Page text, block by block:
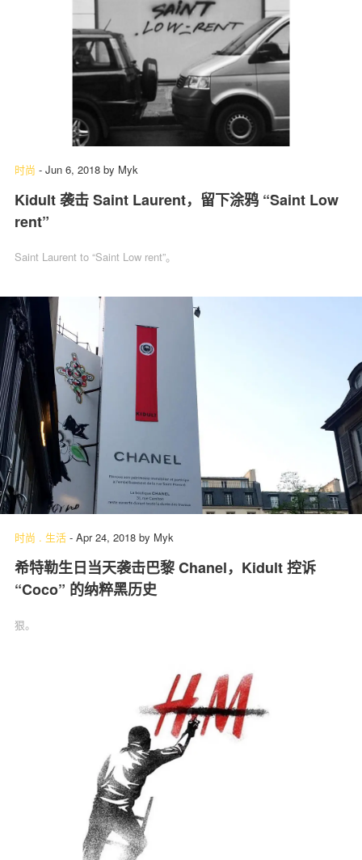
时尚 - Jun 6, 2018 by Myk
Kidult 袭击 Saint Laurent，留下涂鸦 “Saint Low
rent”
Saint Laurent to “Saint Low rent”。
时尚 . 生活 - Apr 24, 2018 by Myk
希特勒生日当天袭击巴黎 Chanel，Kidult 控诉
“Coco” 的纳粹黑历史
狠。